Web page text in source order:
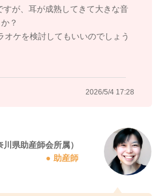
行くことができると思います。
。
が、耳が成熟してきて大きな音
？
ケを検討してもいいのでしょう
2026/5/4 17:28
県助産師会所属）
助産師